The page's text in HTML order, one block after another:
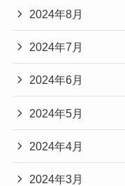
2024年8月
2024年7月
2024年6月
2024年5月
2024年4月
2024年3月